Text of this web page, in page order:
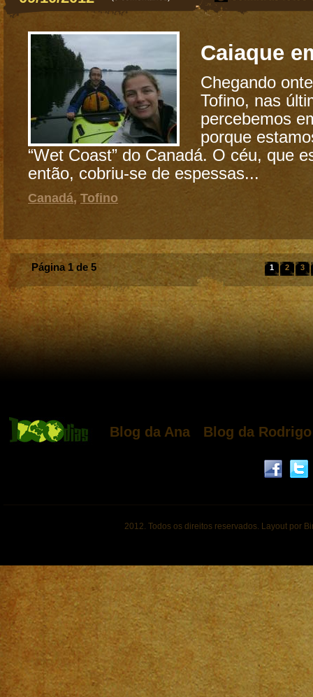
Caiaque
Chegando
Tofino, nas
percebemos
porque
“Wet Coast” do Canadá. O céu, que
então, cobriu-se de espessas...
Canadá, Tofino
1 2 3
Página 1 de 5
Blog da Ana Blog da Rodrigo
2012. Todos os direitos reservados. Layout por